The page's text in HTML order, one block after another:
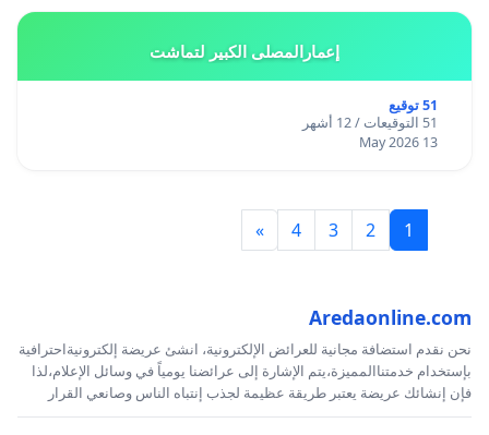
إعمارالمصلى الكبير لتماشت
51 توقيع
51 التوقيعات / 12 أشهر
13 May 2026
1
2
3
4
»
Aredaonline.com
نحن نقدم استضافة مجانية للعرائض الإلكترونية، انشئ عريضة إلكترونيةاحترافية
بإستخدام خدمتناالمميزة،يتم الإشارة إلى عرائضنا يومياً في وسائل الإعلام،لذا
فإن إنشائك عريضة يعتبر طريقة عظيمة لجذب إنتباه الناس وصانعي القرار